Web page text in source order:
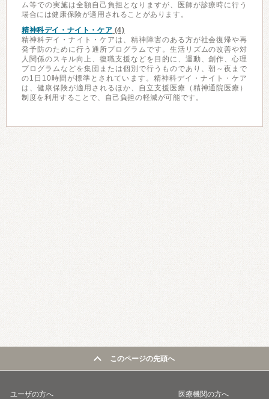
ム等での実施は全額自己負担となりますが、医師が診療時に行う
場合には健康保険が適用されることがあります。
精神科デイ・ナイト・ケア (4)
精神科デイ・ナイト・ケアは、精神障害のある方が社会復帰や再
発予防のために行う通所プログラムです。生活リズムの改善や対
人関係のスキル向上、復職支援などを目的に、運動、創作、心理
プログラムなどを集団または個別で行うものであり、朝～夜まで
の1日10時間が標準とされています。精神科デイ・ナイト・ケア
は、健康保険が適用されるほか、自立支援医療（精神通院医療）
制度を利用することで、自己負担の軽減が可能です。
このページの先頭へ
ユーザの方へ 医療機関の方へ